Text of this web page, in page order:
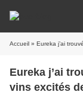
Accueil » Eureka j’ai
Eureka j’ai
vins excités